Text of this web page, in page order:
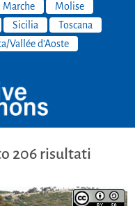
Marche
Molise
Sicilia
Toscana
Vallée d'Aoste
206 risultati